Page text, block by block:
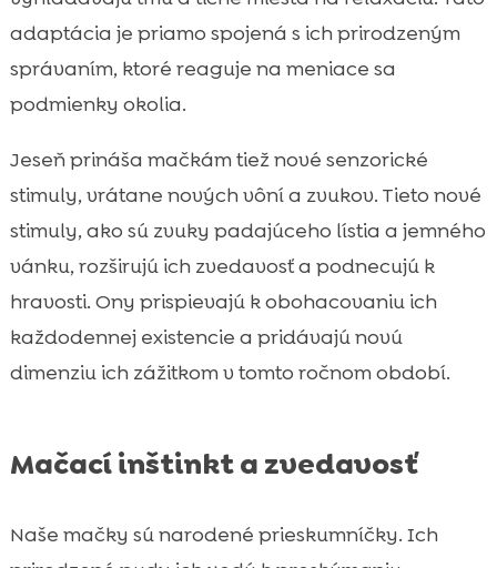
adaptácia je priamo spojená s ich prirodzeným
správaním, ktoré reaguje na meniace sa
podmienky okolia.
Jeseň prináša mačkám tiež nové senzorické
stimuly, vrátane nových vôní a zvukov. Tieto nové
stimuly, ako sú zvuky padajúceho lístia a jemného
vánku, rozširujú ich zvedavosť a podnecujú k
hravosti. Ony prispievajú k obohacovaniu ich
každodennej existencie a pridávajú novú
dimenziu ich zážitkom v tomto ročnom období.
Mačací inštinkt a zvedavosť
Naše mačky sú narodené prieskumníčky. Ich